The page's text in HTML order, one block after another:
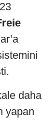
daha
yapan